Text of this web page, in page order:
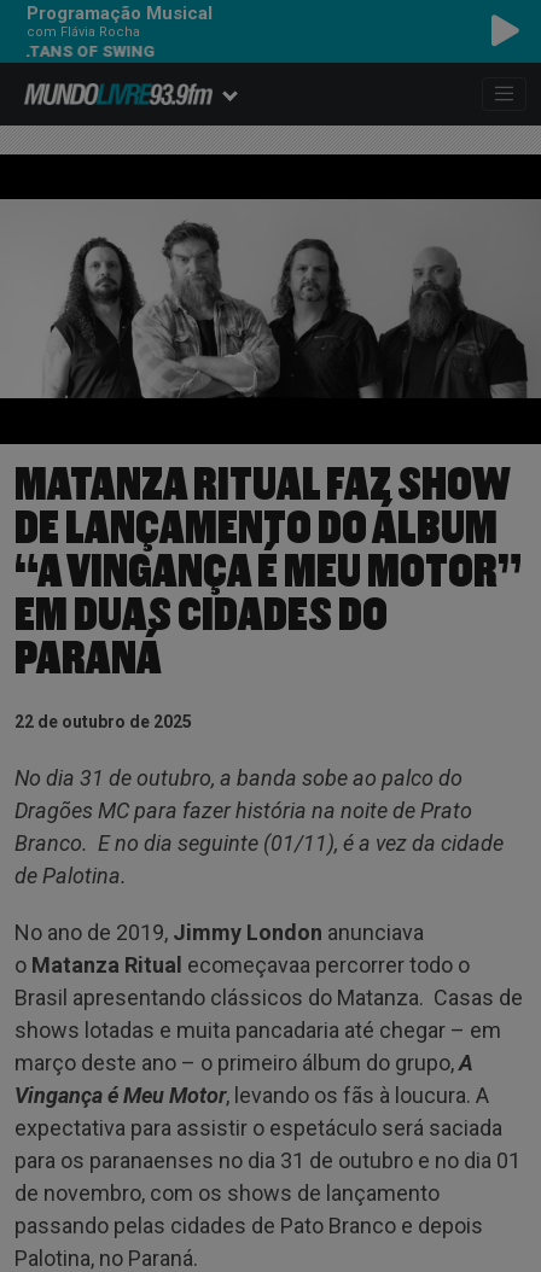
Programação Musical
com Flávia Rocha
OF SWING
MATANZA RITUAL FAZ SHOW
DE LANÇAMENTO DO ÁLBUM
“A VINGANÇA É MEU MOTOR”
EM DUAS CIDADES DO
PARANÁ
22 de outubro de 2025
No dia 31 de outubro, a banda sobe ao palco do
Dragões MC para fazer história na noite de Prato
Branco. E no dia seguinte (01/11), é a vez da cidade
de Palotina.
No ano de 2019, Jimmy London anunciava
o Matanza Ritual ecomeçavaa percorrer todo o
Brasil apresentando clássicos do Matanza. Casas de
shows lotadas e muita pancadaria até chegar – em
março deste ano – o primeiro álbum do grupo,A
Vingança é Meu Motor, levando os fãs à loucura. A
expectativa para assistir o espetáculo será saciada
para os paranaenses no dia 31 de outubro e no dia 01
de novembro, com os shows de lançamento
passando pelas cidades de Pato Branco e depois
Palotina, no Paraná.